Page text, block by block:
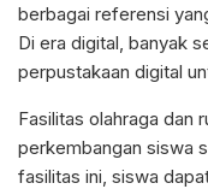
berbagai referensi
Di era digital, banyak
perpustakaan digital
Fasilitas olahraga dan
perkembangan siswa
fasilitas ini, siswa